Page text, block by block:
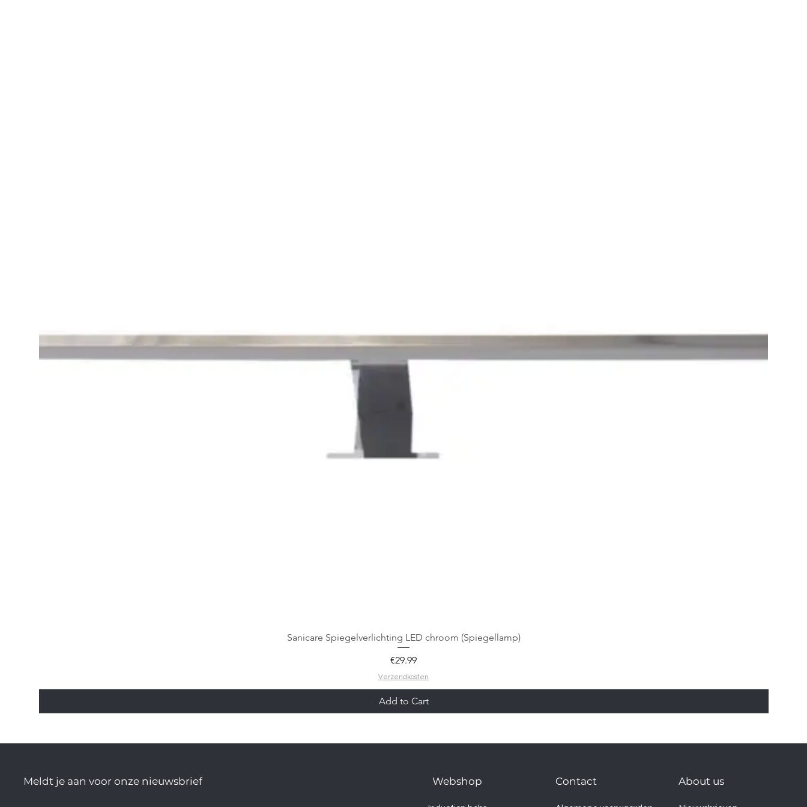
Sanicare Spiegelverlichting LED chroom (Spiegellamp)
Price
€29.99
Verzendkosten
Add to Cart
Meldt je aan voor onze nieuwsbrief Webshop About us
Contact